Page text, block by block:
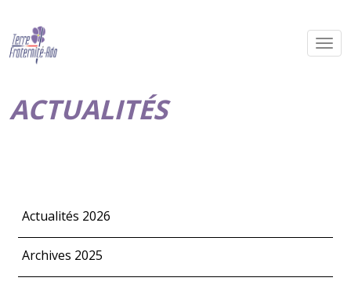
ACTUALITÉS
Actualités 2026
Archives 2025